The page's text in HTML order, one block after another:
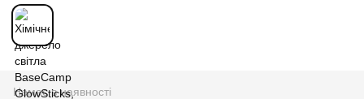
Немає в наявності